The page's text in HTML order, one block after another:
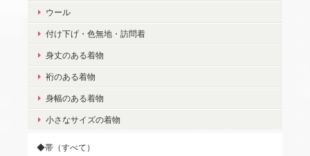
ウール
付け下げ・色無地・訪問着
身丈のある着物
裄のある着物
身幅のある着物
小さなサイズの着物
◆帯（すべて）